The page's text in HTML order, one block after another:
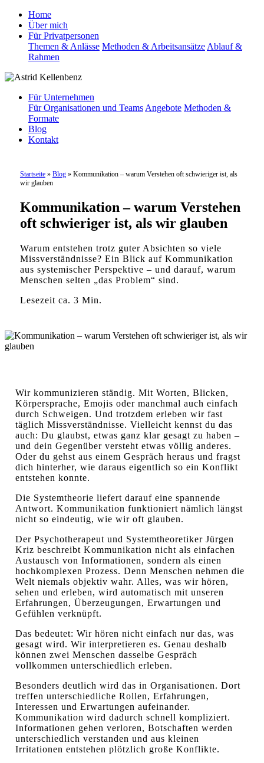
Home
Über mich
Für Privatpersonen
Themen & Anlässe Methoden & Arbeitsansätze Ablauf &
Rahmen
Für Unternehmen
Für Organisationen und Teams Angebote Methoden &
Formate
Blog
Kontakt
Startseite» Blog» Kommunikation – warum Verstehen oft schwieriger ist, als
wir glauben
Kommunikation – warum Verstehen
oft schwieriger ist, als wir glauben
Warum entstehen trotz guter Absichten so viele
Missverständnisse? Ein Blick auf Kommunikation
aus systemischer Perspektive – und darauf, warum
Menschen selten „das Problem“ sind.
Lesezeit ca. 3 Min.
Wir kommunizieren ständig. Mit Worten, Blicken,
Körpersprache, Emojis oder manchmal auch einfach
durch Schweigen. Und trotzdem erleben wir fast
täglich Missverständnisse. Vielleicht kennst du das
auch: Du glaubst, etwas ganz klar gesagt zu haben –
und dein Gegenüber versteht etwas völlig anderes.
Oder du gehst aus einem Gespräch heraus und fragst
dich hinterher, wie daraus eigentlich so ein Konflikt
entstehen konnte.
Die Systemtheorie liefert darauf eine spannende
Antwort. Kommunikation funktioniert nämlich längst
nicht so eindeutig, wie wir oft glauben.
Der Psychotherapeut und Systemtheoretiker Jürgen
Kriz beschreibt Kommunikation nicht als einfachen
Austausch von Informationen, sondern als einen
hochkomplexen Prozess. Denn Menschen nehmen die
Welt niemals objektiv wahr. Alles, was wir hören,
sehen und erleben, wird automatisch mit unseren
Erfahrungen, Überzeugungen, Erwartungen und
Gefühlen verknüpft.
Das bedeutet: Wir hören nicht einfach nur das, was
gesagt wird. Wir interpretieren es. Genau deshalb
können zwei Menschen dasselbe Gespräch
vollkommen unterschiedlich erleben.
Besonders deutlich wird das in Organisationen. Dort
treffen unterschiedliche Rollen, Erfahrungen,
Interessen und Erwartungen aufeinander.
Kommunikation wird dadurch schnell kompliziert.
Informationen gehen verloren, Botschaften werden
unterschiedlich verstanden und aus kleinen
Irritationen entstehen plötzlich große Konflikte.